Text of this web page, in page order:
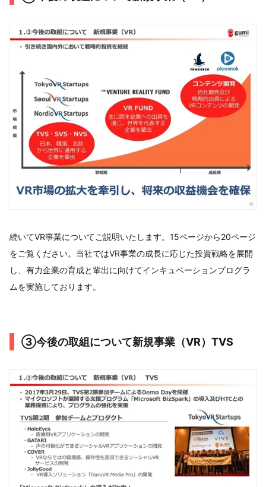
続いてVR事業についてご説明いたします。15ページから20ページ
をご覧ください。当社ではVR事業の成長に応じた投資戦略を展開
し、有力企業の育成と輩出に向けてインキュベーションプログラ
ムを実施しております。
③今後の取組について新規事業（VR）TVS